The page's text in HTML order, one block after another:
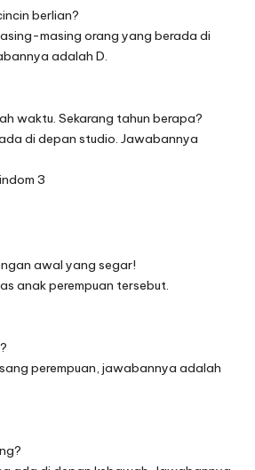
berlian?
masing orang yang berada di
adalah D.
waktu. Sekarang tahun berapa?
di depan studio. Jawabannya
awal yang segar!
anak perempuan tersebut.
perempuan, jawabannya adalah